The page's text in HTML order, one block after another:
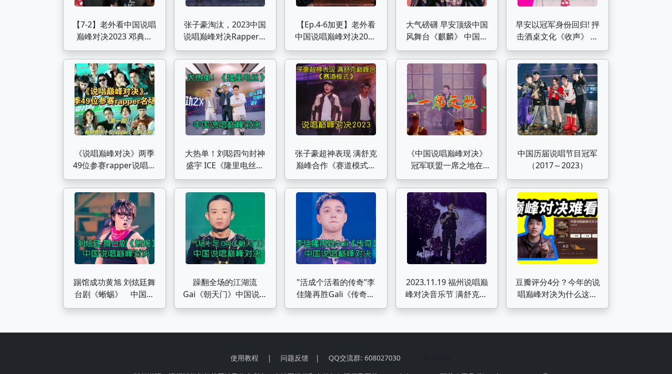
【7-2】老外看中国说唱
巅峰对决2023 邓典果
DDG 《耍》太嗨咯!!!
张子豪淘汰，2023中国
说唱巅峰对决Rapper人
气排名，谁能夺得冠军
【Ep.4-6加更】老外看
中国说唱巅峰对决2023
杨和苏/黄旭《冠军相》
对战 VAVA/雾都《城
堡》
大气磅礴 早安顶级中国
风舞台《麒麟》 中国说
唱巅峰对决
早安以冠军身份回归! 抨
击酒桌文化《收声》 中
国说唱巅峰对决
《说唱巅峰对决》两季
49位参赛rapper说唱金
曲大盘点（第一期）
大热单！刘聪四句封神
盛宇 ICE《隆里电丝》
中国说唱巅峰对决
张子豪超神表现 满舒克
巅峰合作《赛道模式》
#张子豪 #满舒克 #中国
说唱巅峰对决2023
《中国说唱巅峰对决》
冠军联盟一席之地在
2022年和2023年3V3环
节的差别
中国历届说唱节目冠军
（2017～2023）
踢馆成功黄旭 刘炫廷舞
台剧《蜥蜴》 中国说
唱巅峰对决
躁翻全场的江湖流
Gai《朝天门》中国说唱
巅峰对决
"活成个活着的传奇”李
佳隆再胜Gali《传奇》
中国说唱巅峰对决
2023.11.19 福州说唱巅
峰对决音乐节 满舒克4k
全程
豆瓣评分4分？今年的说
唱巅峰对决为什么这么
难看？
使用教程 | 问题反馈 | QQ交流群: 608027030